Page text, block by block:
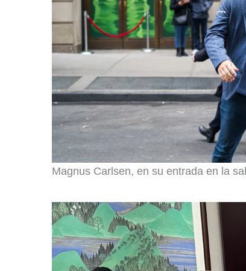
Magnus Carlsen, en su entrada en la